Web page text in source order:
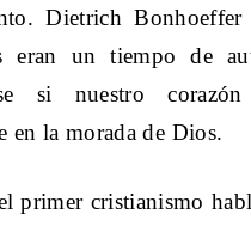
Dietrich
eran un tiempo de
si nuestro
en la morada de Dios.
primer cristianismo